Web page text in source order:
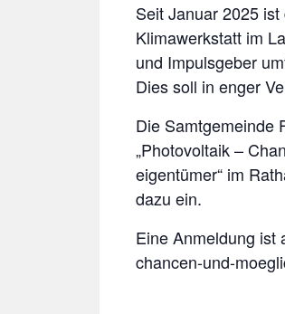
Seit Januar 2025
Klimawerkstatt im
und Impulsgeber
Dies soll in enger
Die Samtgemeinde
„Photovoltaik –
eigentümer“ im
dazu ein.
Eine Anmeldung ist
chancen-und-